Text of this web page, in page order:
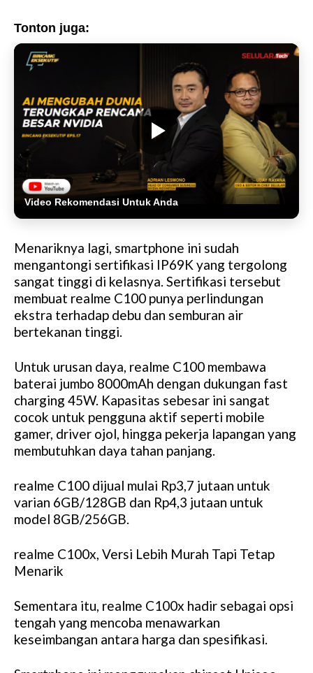
Tonton juga:
Video Rekomendasi Untuk Anda
Menariknya lagi, smartphone ini sudah
mengantongi sertifikasi IP69K yang tergolong
sangat tinggi di kelasnya. Sertifikasi tersebut
membuat realme C100 punya perlindungan
ekstra terhadap debu dan semburan air
bertekanan tinggi.
Untuk urusan daya, realme C100 membawa
baterai jumbo 8000mAh dengan dukungan fast
charging 45W. Kapasitas sebesar ini sangat
cocok untuk pengguna aktif seperti mobile
gamer, driver ojol, hingga pekerja lapangan yang
membutuhkan daya tahan panjang.
realme C100 dijual mulai Rp3,7 jutaan untuk
varian 6GB/128GB dan Rp4,3 jutaan untuk
model 8GB/256GB.
realme C100x, Versi Lebih Murah Tapi Tetap
Menarik
Sementara itu, realme C100x hadir sebagai opsi
tengah yang mencoba menawarkan
keseimbangan antara harga dan spesifikasi.